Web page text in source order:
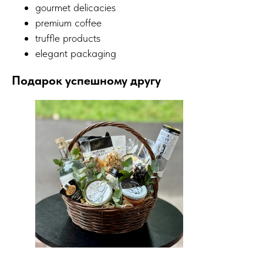
gourmet delicacies
premium coffee
truffle products
elegant packaging
Подарок успешному другу